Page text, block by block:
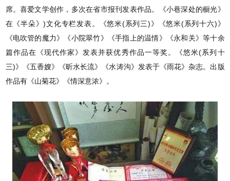
席。喜爱文学创作，多次在省市报刊发表作品。《小巷深处的橱光》
在《半朵》)文化专栏发表。《悠米(系列三)》《悠米(系列十六)》
《电吹管的魔力》《小院翠竹》《手指上的温情》《永和关》等十余
篇作品在《现代作家》发表并获优秀作品一等奖。《悠米(系列十
三)》《五香嫂》《昕水长流》《水涛沟》发表于《雨花》杂志。出版
作品有《山菊花》《情深意浓》。